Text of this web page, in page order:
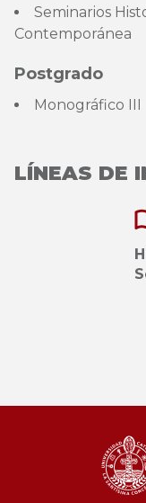
Seminarios
Contemporánea
Postgrado
Monográfico III
LÍNEAS DE